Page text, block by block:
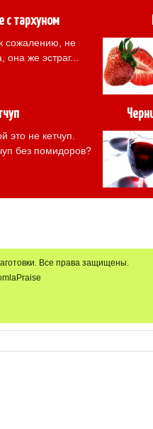
с тархуном
сожалению, не
же эстраг...
это не кетчуп.
без помидоров?
Все права защищены.